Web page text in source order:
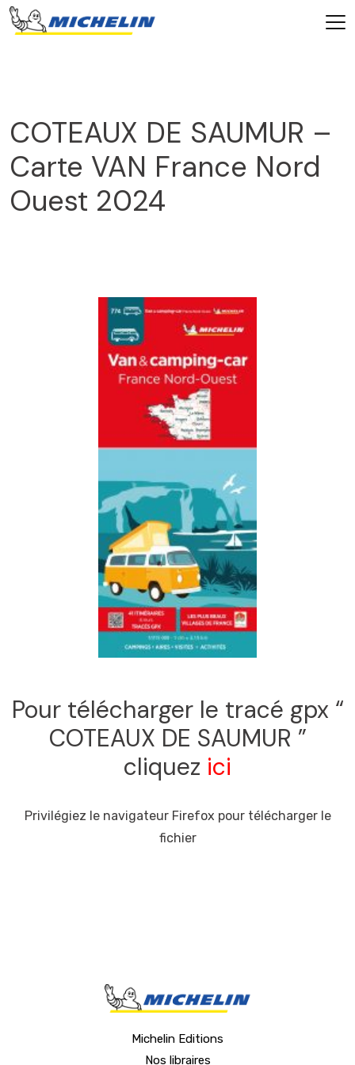
COTEAUX DE SAUMUR –
Carte VAN France Nord
Ouest 2024
Pour télécharger le tracé gpx “
COTEAUX DE SAUMUR ”
cliquez ici
Privilégiez le navigateur Firefox pour télécharger le
fichier
Michelin Editions
Nos libraires